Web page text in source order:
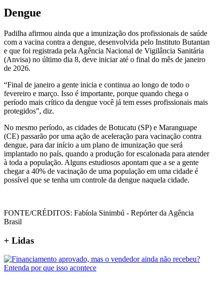
Dengue
Padilha afirmou ainda que a imunização dos profissionais de saúde
com a vacina contra a dengue, desenvolvida pelo Instituto Butantan
e que foi registrada pela Agência Nacional de Vigilância Sanitária
(Anvisa) no último dia 8, deve iniciar até o final do mês de janeiro
de 2026.
“Final de janeiro a gente inicia e continua ao longo de todo o
fevereiro e março. Isso é importante, porque quando chega o
período mais crítico da dengue você já tem esses profissionais mais
protegidos”, diz.
No mesmo período, as cidades de Botucatu (SP) e Maranguape
(CE) passarão por uma ação de aceleração para vacinação contra
dengue, para dar início a um plano de imunização que será
implantado no país, quando a produção for escalonada para atender
à toda a população. Alguns estudiosos apontam que a se a gente
chegar a 40% de vacinação de uma população em uma cidade é
possível que se tenha um controle da dengue naquela cidade.
FONTE/CRÉDITOS: Fabíola Sinimbú - Repórter da Agência
Brasil
+ Lidas